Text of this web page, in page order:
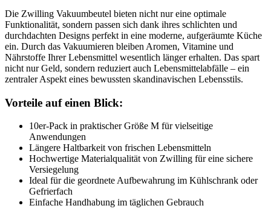
Die Zwilling Vakuumbeutel bieten nicht nur eine optimale
Funktionalität, sondern passen sich dank ihres schlichten und
durchdachten Designs perfekt in eine moderne, aufgeräumte Küche
ein. Durch das Vakuumieren bleiben Aromen, Vitamine und
Nährstoffe Ihrer Lebensmittel wesentlich länger erhalten. Das spart
nicht nur Geld, sondern reduziert auch Lebensmittelabfälle – ein
zentraler Aspekt eines bewussten skandinavischen Lebensstils.
Vorteile auf einen Blick:
10er-Pack in praktischer Größe M für vielseitige
Anwendungen
Längere Haltbarkeit von frischen Lebensmitteln
Hochwertige Materialqualität von Zwilling für eine sichere
Versiegelung
Ideal für die geordnete Aufbewahrung im Kühlschrank oder
Gefrierfach
Einfache Handhabung im täglichen Gebrauch